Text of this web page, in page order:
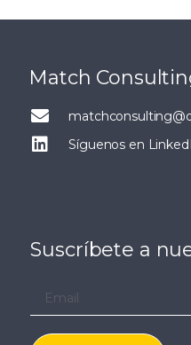
Match
Síguenos en
Suscríbete a